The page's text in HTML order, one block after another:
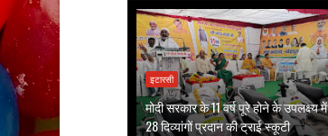
इटारसी
मोदी सरकार के 11 वर्ष पूरे होने के उपलक्ष्य में
28 दिव्यांगों प्रदान की ट्राई स्कूटी